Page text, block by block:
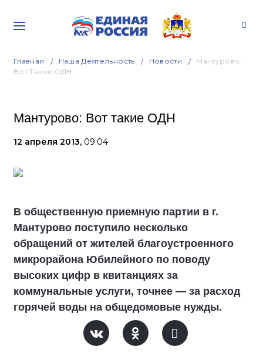
Главная Наша Деятельность Новости
Мантурово:
Вот Такие ОДН
Мантурово: Вот такие ОДН
12 апреля 2013, 09:04
В общественную приемную партии в г.
Мантурово поступило несколько
обращений от жителей благоустроенного
микрорайона Юбилейного по поводу
высоких цифр в квитанциях за
коммунальные услуги, точнее — за расход
горячей воды на общедомовые нужды.